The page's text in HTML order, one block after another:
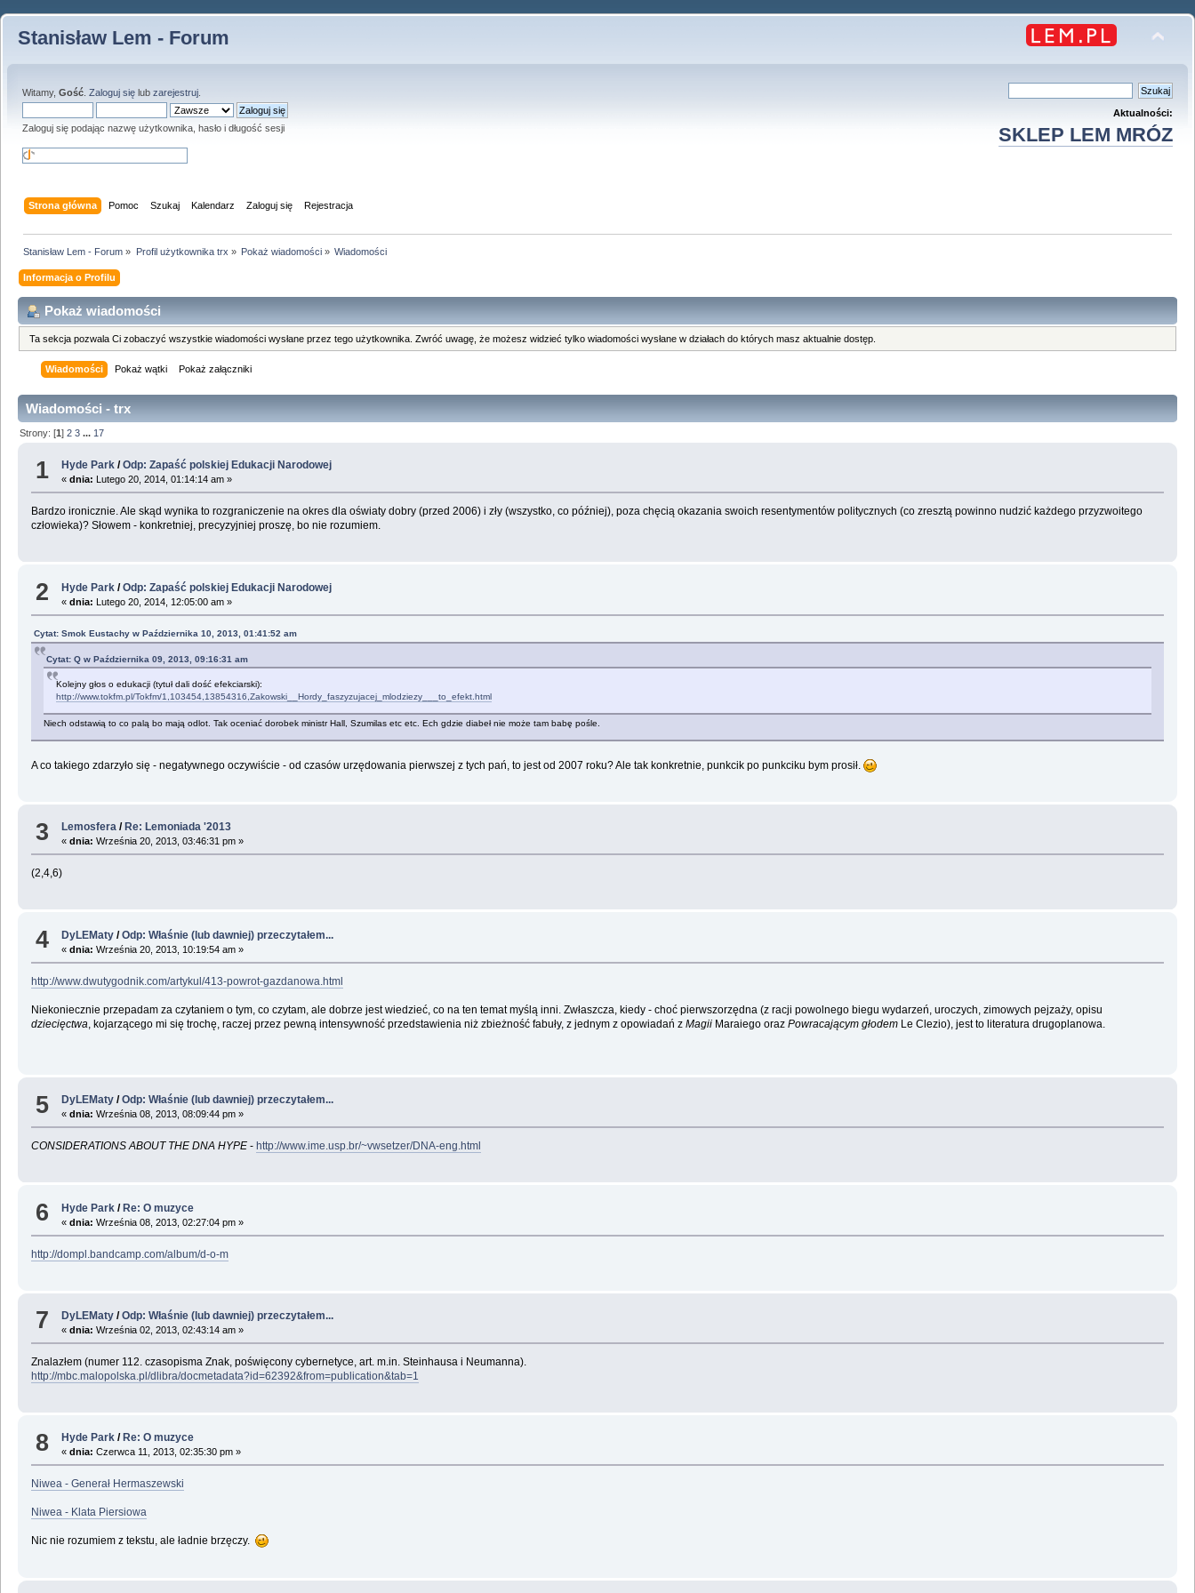
Stanisław Lem - Forum
Witamy, Gość Zaloguj się lub zarejestruj
Zaloguj się podając nazwę użytkownika, hasło i długość sesji
Aktualności:
SKLEP LEM MRÓZ
Strona główna Pomoc Szukaj Kalendarz Zaloguj się Rejestracja
Stanisław Lem - Forum » Profil użytkownika trx » Pokaż wiadomości» Wiadomości
Informacja o Profilu
Pokaż wiadomości
Ta sekcja pozwala Ci zobaczyć wszystkie wiadomości wysłane przez tego użytkownika. Zwróć uwagę, że możesz widzieć tylko wiadomości wysłane w działach do których masz aktualnie dostęp.
Wiadomości Pokaż wątki Pokaż załączniki
Wiadomości - trx
Strony: [1]2 3 ... 17
1 Hyde Park /Odp: Zapaść polskiej Edukacji Narodowej
«dnia: Lutego 20, 2014, 01:14:14 am »
Bardzo ironicznie. Ale skąd wynika to rozgraniczenie na okres dla oświaty dobry (przed 2006) i zły (wszystko, co później), poza chęcią okazania swoich resentymentów politycznych (co zresztą powinno nudzić każdego przyzwoitego
człowieka)? Słowem - konkretniej, precyzyjniej proszę, bo nie rozumiem.
2 Hyde Park /Odp: Zapaść polskiej Edukacji Narodowej
«dnia: Lutego 20, 2014, 12:05:00 am »
Cytat: Smok Eustachy w Października 10, 2013, 01:41:52 am
Cytat: Q w Października 09, 2013, 09:16:31 am
Kolejny głos o edukacji (tytuł dali dość efekciarski):
http://www.tokfm.pl/Tokfm/1,103454,13854316,Zakowski__Hordy_faszyzujacej_mlodziezy___to_efekt.html
Niech odstawią to co palą bo mają odlot. Tak oceniać dorobek ministr Hall, Szumilas etc etc. Ech gdzie diabeł nie może tam babę pośle.
A co takiego zdarzyło się - negatywnego oczywiście - od czasów urzędowania pierwszej z tych pań, to jest od 2007 roku? Ale tak konkretnie, punkcik po punkciku bym prosił.
3 Lemosfera / Re: Lemoniada '2013
«dnia: Września 20, 2013, 03:46:31 pm »
(2,4,6)
4 DyLEMaty /Odp: Właśnie (lub dawniej) przeczytałem...
«dnia: Września 20, 2013, 10:19:54 am »
http://www.dwutygodnik.com/artykul/413-powrot-gazdanowa.html
Niekoniecznie przepadam za czytaniem o tym, co czytam, ale dobrze jest wiedzieć, co na ten temat myślą inni. Zwłaszcza, kiedy - choć pierwszorzędna (z racji powolnego biegu wydarzeń, uroczych, zimowych pejzaży, opisu
dziecięctwa , kojarzącego mi się trochę, raczej przez pewną intensywność przedstawienia niż zbieżność fabuły, z jednym z opowiadań z MagiiMaraiego oraz Powracającym głodemLe Clezio), jest to literatura drugoplanowa.
5 DyLEMaty /Odp: Właśnie (lub dawniej) przeczytałem...
«dnia: Września 08, 2013, 08:09:44 pm »
CONSIDERATIONS ABOUT THE DNA HYPE- http://www.ime.usp.br/~vwsetzer/DNA-eng.html
6 Hyde Park /Re: O muzyce
«dnia: Września 08, 2013, 02:27:04 pm »
http://dompl.bandcamp.com/album/d-o-m
7 DyLEMaty /Odp: Właśnie (lub dawniej) przeczytałem...
«dnia: Września 02, 2013, 02:43:14 am »
Znalazłem (numer 112. czasopisma Znak, poświęcony cybernetyce, art. m.in. Steinhausa i Neumanna).
http://mbc.malopolska.pl/dlibra/docmetadata?id=62392&from=publication&tab=1
8 Hyde Park / Re: O muzyce
«dnia: Czerwca 11, 2013, 02:35:30 pm »
Niwea - Generał Hermaszewski
Niwea - Klata Piersiowa
Nic nie rozumiem z tekstu, ale ładnie brzęczy.